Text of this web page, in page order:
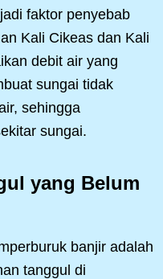
faktor penyebab
Kali Cikeas dan Kali
debit air yang
sungai tidak
sehingga
sungai.
yang Belum
banjir adalah
tanggul di